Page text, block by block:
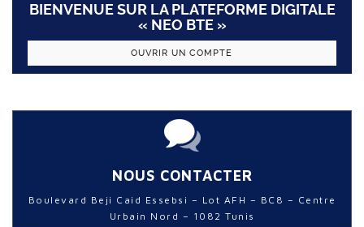
BIENVENUE SUR LA PLATEFORME DIGITALE
« NEO BTE »
OUVRIR UN COMPTE
NOUS CONTACTER
Boulevard Beji Caid Essebsi – Lot AFH – BC8 – Centre
Urbain Nord – 1082 Tunis